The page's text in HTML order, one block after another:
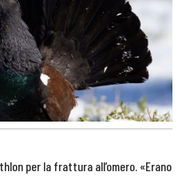
per la frattura all’omero. «Erano